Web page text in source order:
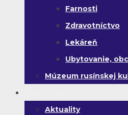
Farnosti
Zdravotníctvo
Lekáreň
Ubytovanie,
Múzeum rusínskej
Aktuality